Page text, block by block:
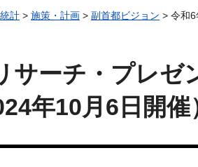
計 > 施策・計画 > 副首都ビジョン > 令和6
サーチ・プレゼ
年10月6日開催